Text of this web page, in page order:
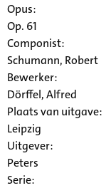
Opus:
Op. 61
Componist:
Schumann, Robert
Bewerker:
Dörffel, Alfred
Plaats van uitgave:
Leipzig
Uitgever:
Peters
Serie: